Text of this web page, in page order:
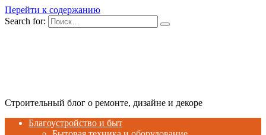
Перейти к содержанию
Search for:
Строительный блог о ремонте, дизайне и декоре
Благоустройство и быт